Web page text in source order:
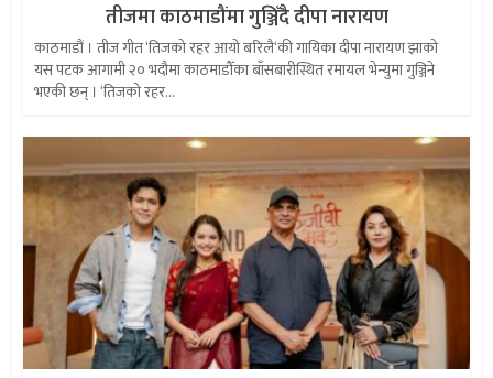
तीजमा काठमाडौंमा गुञ्जिँदै दीपा नारायण
काठमाडौं । तीज गीत ‘तिजको रहर आयो बरिलै‘की गायिका दीपा नारायण झाको
यस पटक आगामी २० भदौमा काठमाडौँका बाँसबारीस्थित रमायल भेन्युमा गुञ्जिने
भएकी छन् । ‘तिजको रहर...